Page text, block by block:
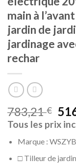
main à
jardin de
jardinage
rechar
783,21€
Tous les prix
Marque :
□ Tilleur de